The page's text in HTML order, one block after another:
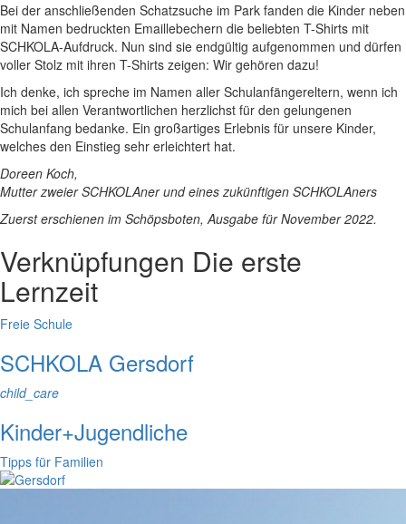
Bei der anschließenden Schatzsuche im Park fanden die Kinder neben
mit Namen bedruckten Emaillebechern die beliebten T-Shirts mit
SCHKOLA-Aufdruck. Nun sind sie endgültig aufgenommen und dürfen
voller Stolz mit ihren T-Shirts zeigen: Wir gehören dazu!
Ich denke, ich spreche im Namen aller Schulanfängereltern, wenn ich
mich bei allen Verantwortlichen herzlichst für den gelungenen
Schulanfang bedanke. Ein großartiges Erlebnis für unsere Kinder,
welches den Einstieg sehr erleichtert hat.
Doreen Koch,
Mutter zweier SCHKOLAner und eines zukünftigen SCHKOLAners
Zuerst erschienen im Schöpsboten, Ausgabe für November 2022.
Verknüpfungen Die erste
Lernzeit
Freie Schule
SCHKOLA Gersdorf
child_care
Kinder+Jugendliche
Tipps für Familien